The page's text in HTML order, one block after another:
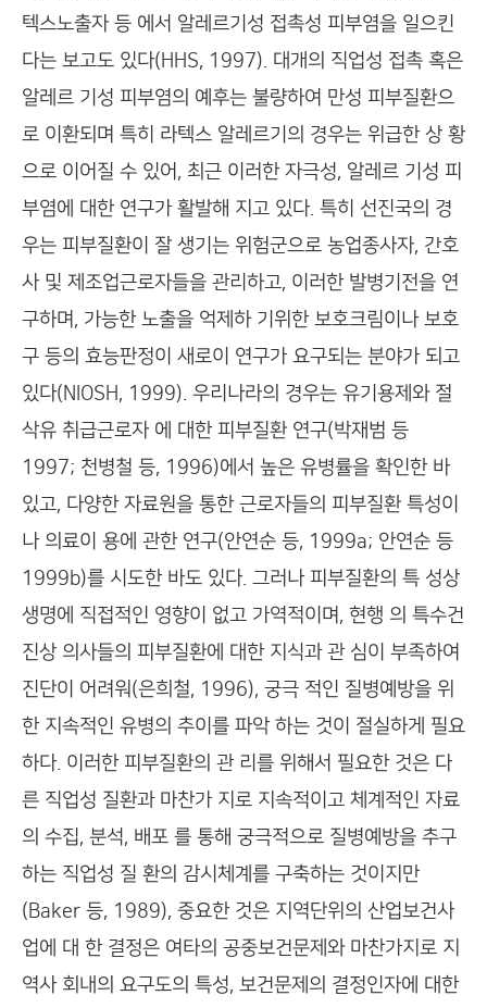
텍스노출자 등 에서 알레르기성 접촉성 피부염을 일으킨
다는 보고도 있다(HHS, 1997). 대개의 직업성 접촉 혹은
알레르 기성 피부염의 예후는 불량하여 만성 피부질환으
로 이환되며 특히 라텍스 알레르기의 경우는 위급한 상 황
으로 이어질 수 있어, 최근 이러한 자극성, 알레르 기성 피
부염에 대한 연구가 활발해 지고 있다. 특히 선진국의 경
우는 피부질환이 잘 생기는 위험군으로 농업종사자, 간호
사 및 제조업근로자들을 관리하고, 이러한 발병기전을 연
구하며, 가능한 노출을 억제하 기위한 보호크림이나 보호
구 등의 효능판정이 새로이 연구가 요구되는 분야가 되고
있다(NIOSH, 1999). 우리나라의 경우는 유기용제와 절
삭유 취급근로자 에 대한 피부질환 연구(박재범 등
1997; 천병철 등, 1996)에서 높은 유병률을 확인한 바
있고, 다양한 자료원을 통한 근로자들의 피부질환 특성이
나 의료이 용에 관한 연구(안연순 등, 1999a; 안연순 등
1999b)를 시도한 바도 있다. 그러나 피부질환의 특 성상
생명에 직접적인 영향이 없고 가역적이며, 현행 의 특수건
진상 의사들의 피부질환에 대한 지식과 관 심이 부족하여
진단이 어려워(은희철, 1996), 궁극 적인 질병예방을 위
한 지속적인 유병의 추이를 파악 하는 것이 절실하게 필요
하다. 이러한 피부질환의 관 리를 위해서 필요한 것은 다
른 직업성 질환과 마찬가 지로 지속적이고 체계적인 자료
의 수집, 분석, 배포 를 통해 궁극적으로 질병예방을 추구
하는 직업성 질 환의 감시체계를 구축하는 것이지만
(Baker 등, 1989), 중요한 것은 지역단위의 산업보건사
업에 대 한 결정은 여타의 공중보건문제와 마찬가지로 지
역사 회내의 요구도의 특성, 보건문제의 결정인자에 대한